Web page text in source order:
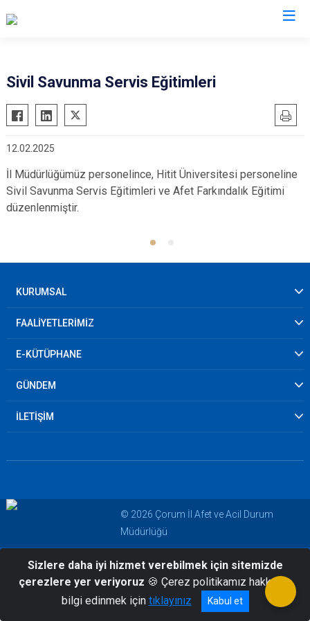
Sivil Savunma Servis Eğitimleri
12.02.2025
İl Müdürlüğümüz personelince, Hitit Üniversitesi personeline
Sivil Savunma Servis Eğitimleri ve Afet Farkındalık Eğitimi
düzenlenmiştir.
KURUMSAL
FAALİYETLERİMİZ
E-KÜTÜPHANE
GÜNDEM
İLETİŞİM
© 2026 Çorum İl Afet ve Acil Durum
Müdürlüğü
Sizlere daha iyi hizmet verebilmek için sitemizde
çerezlere yer veriyoruz 🍪 Çerez politikamız hakkında
bilgi edinmek için tıklayınız Kabul et